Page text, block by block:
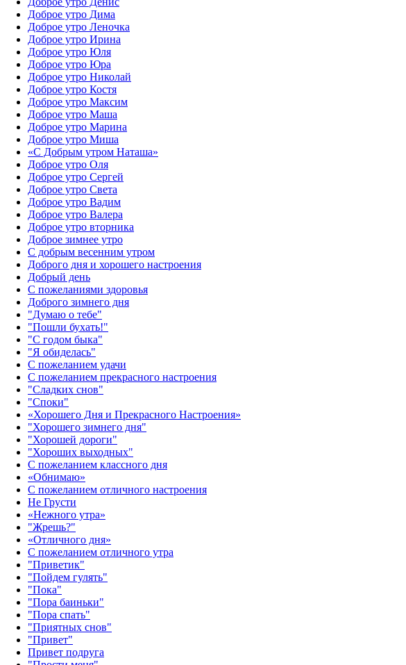
Доброе утро Дима
Доброе утро Леночка
Доброе утро Ирина
Доброе утро Юля
Доброе утро Юра
Доброе утро Николай
Доброе утро Костя
Доброе утро Максим
Доброе утро Маша
Доброе утро Марина
Доброе утро Миша
«С Добрым утром Наташа»
Доброе утро Оля
Доброе утро Сергей
Доброе утро Света
Доброе утро Вадим
Доброе утро Валера
Доброе утро вторника
Доброе зимнее утро
С добрым весенним утром
Доброго дня и хорошего настроения
Добрый день
С пожеланиями здоровья
Доброго зимнего дня
"Думаю о тебе"
"Пошли бухать!"
"С годом быка"
"Я обиделась"
С пожеланием удачи
С пожеланием прекрасного настроения
"Сладких снов"
"Споки"
«Хорошего Дня и Прекрасного Настроения»
"Хорошего зимнего дня"
"Хорошей дороги"
"Хороших выходных"
С пожеланием классного дня
«Обнимаю»
С пожеланием отличного настроения
Не Грусти
«Нежного утра»‎
"Жрешь?"
«Отличного дня»‎
С пожеланием отличного утра
"Приветик"
"Пойдем гулять"
"Пока"
"Пора баиньки"
"Пора спать"
"Приятных снов"
"Привет"
Привет подруга